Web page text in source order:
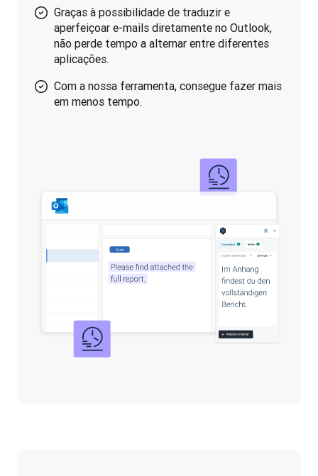
Graças à possibilidade de traduzir e
aperfeiçoar e-mails diretamente no Outlook,
não perde tempo a alternar entre diferentes
aplicações.
Com a nossa ferramenta, consegue fazer mais
em menos tempo.